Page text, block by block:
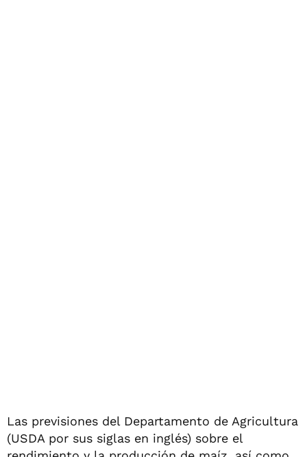
Las previsiones del Departamento de Agricultura
(USDA por sus siglas en inglés) sobre el